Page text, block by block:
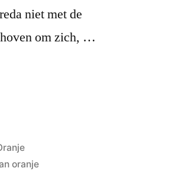
niet met de
om zich, …
oranje